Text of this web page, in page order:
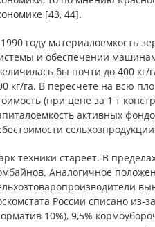
[43, 44].
году материалоемкость
и обеспечении
бы почти до 400 кг/
кг/га. В пересчете на всю
(при цене за 1 т
активных
техники стареет. В
Аналогичное
России списано из-
10%), 9,5%